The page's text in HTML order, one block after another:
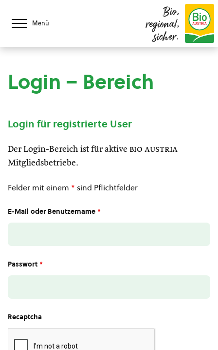
Menü
Bio,
regional,
sicher.
Login – Bereich
Login für registrierte User
Der Login-Bereich ist für aktive bio austria
Mitgliedsbetriebe.
Felder mit einem * sind Pflichtfelder
E-Mail oder Benutzername *
Passwort *
Recaptcha